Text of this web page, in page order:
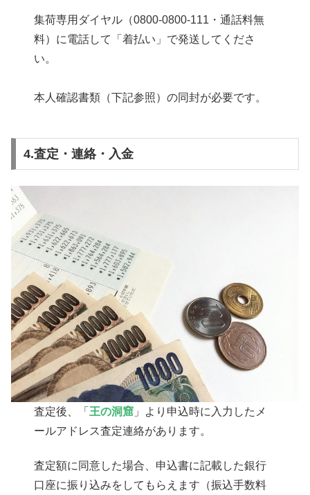
集荷専用ダイヤル（0800-0800-111・通話料無
料）に電話して「着払い」で発送してくださ
い。
本人確認書類（下記参照）の同封が必要です。
4.査定・連絡・入金
査定後、「 王の洞窟 」より申込時に入力したメ
ールアドレス査定連絡があります。
査定額に同意した場合、申込書に記載した銀行
口座に振り込みをしてもらえます（振込手数料